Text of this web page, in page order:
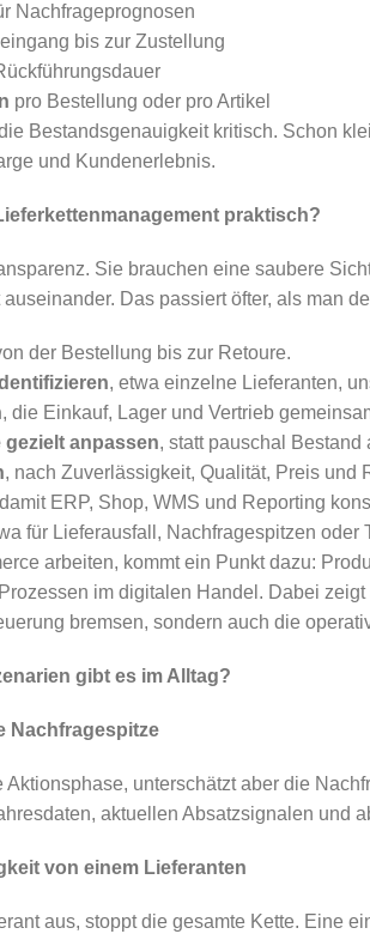
Nachfrageprognosen
bis zur Zustellung
pro Bestellung oder pro Artikel
Bestandsgenauigkeit kritisch. Schon
und Kundenerlebnis.
praktisch?
Sie brauchen eine saubere
Das passiert öfter, als man
der Bestellung bis zur Retoure.
, etwa einzelne Lieferanten,
, die Einkauf, Lager und Vertrieb
anpassen, statt pauschal Bestand
, nach Zuverlässigkeit, Qualität, Preis und
ERP, Shop, WMS und Reporting
für Lieferausfall, Nachfragespitzen oder
arbeiten, kommt ein Punkt dazu:
im digitalen Handel. Dabei
bremsen, sondern auch die
gibt es im Alltag?
Nachfragespitze
Aktionsphase, unterschätzt aber die
aktuellen Absatzsignalen und
von einem Lieferanten
aus, stoppt die gesamte Kette. Eine